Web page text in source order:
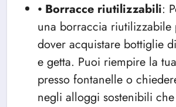
⦁ Borracce riutilizzabili:
una borraccia riutilizzabile
dover acquistare bottiglie
e getta. Puoi riempire la
presso fontanelle o
negli alloggi sostenibili